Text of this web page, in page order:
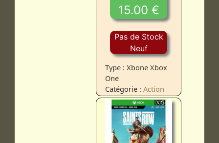
15.00 €
Pas de Stock
Neuf
Type : Xbone Xbox
One
Catégorie :Action